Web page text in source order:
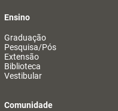
Ensino
Graduação
Pesquisa/Pós
Extensão
Biblioteca
Vestibular
Comunidade